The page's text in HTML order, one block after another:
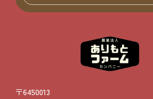
〒6450013